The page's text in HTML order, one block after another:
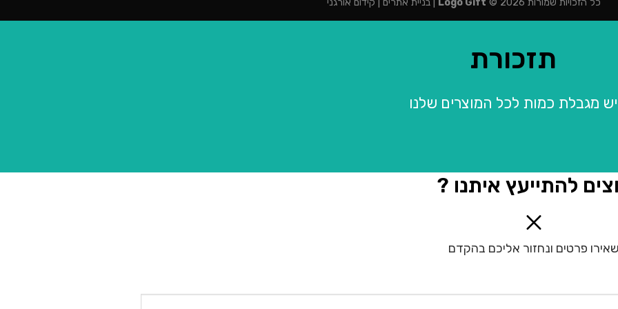
תזכורת
יש מגבלת כמות לכל המוצרים שלנו
להתייעץ איתנו ?
פרטים ונחזור אליכם בהקדם